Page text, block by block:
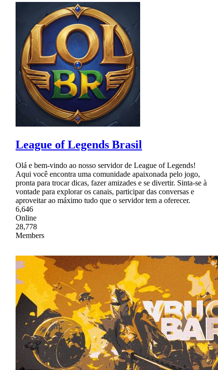
League of Legends Brasil
Olá e bem-vindo ao nosso servidor de League of Legends!
Aqui você encontra uma comunidade apaixonada pelo jogo,
pronta para trocar dicas, fazer amizades e se divertir. Sinta-se à
vontade para explorar os canais, participar das conversas e
aproveitar ao máximo tudo que o servidor tem a oferecer.
6,646
Online
28,778
Members